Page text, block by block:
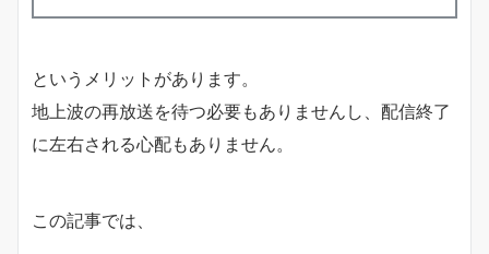
というメリットがあります。
地上波の再放送を待つ必要もありませんし、配信終了
に左右される心配もありません。
この記事では、